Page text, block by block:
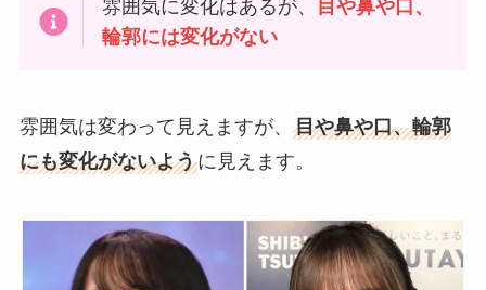
雰囲気に変化はあるが、
目や鼻や口、
輪郭には変化がない
雰囲気は変わって見えますが、 目や鼻や口、輪郭
にも変化がないように見えます。